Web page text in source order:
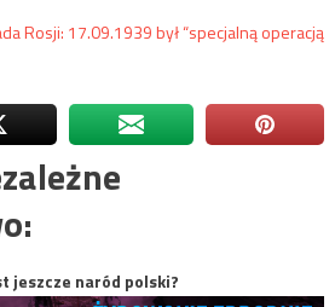
Rosji: 17.09.1939 był “specjalną operacją
jeszcze naród polski?